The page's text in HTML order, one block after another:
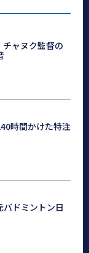
チャヌク監督の
時間かけた特注
ドミントン日